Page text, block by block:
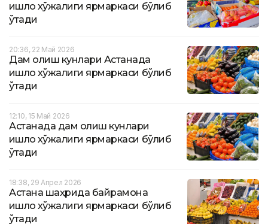
қишлоқ хўжалиги ярмаркаси бўлиб
ўтади
20:36, 22 Май 2026
Дам олиш кунлари Астанада
қишлоқ хўжалиги ярмаркаси бўлиб
ўтади
12:10, 15 Май 2026
Астанада дам олиш кунлари
қишлоқ хўжалиги ярмаркаси бўлиб
ўтади
18:38, 29 Апрел 2026
Астана шаҳрида байрамона
қишлоқ хўжалиги ярмаркаси бўлиб
ўтади